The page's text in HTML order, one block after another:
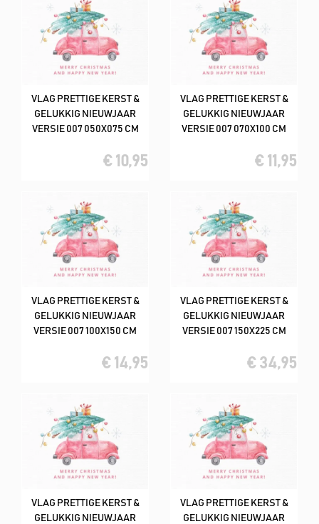
VLAG PRETTIGE KERST &
GELUKKIG NIEUWJAAR
VERSIE 007 050X075 CM
€ 10,95
VLAG PRETTIGE KERST &
GELUKKIG NIEUWJAAR
VERSIE 007 070X100 CM
€ 11,95
VLAG PRETTIGE KERST &
GELUKKIG NIEUWJAAR
VERSIE 007 100X150 CM
€ 14,95
VLAG PRETTIGE KERST &
GELUKKIG NIEUWJAAR
VERSIE 007 150X225 CM
€ 34,95
VLAG PRETTIGE KERST &
GELUKKIG NIEUWJAAR
VLAG PRETTIGE KERST &
GELUKKIG NIEUWJAAR